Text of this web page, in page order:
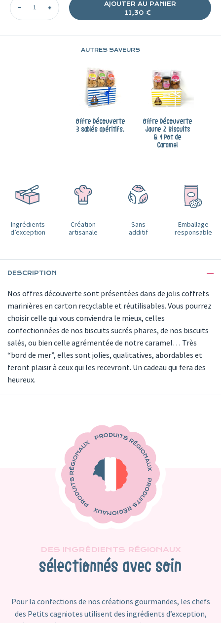
AJOUTER AU PANIER
11,30 €
AUTRES SAVEURS
Offre Découverte
3 sablés apéritifs.
Offre Découverte
Jaune 2 Biscuits
& 1 Pot de
Caramel
Ingrédients
d’exception
Création
artisanale
Sans
additif
Emballage
responsable
DESCRIPTION
Nos offres découverte sont présentées dans de jolis coffrets
marinières en carton recyclable et réutilisables. Vous pourrez
choisir celle qui vous conviendra le mieux, celles
confectionnées de nos biscuits sucrés phares, de nos biscuits
salés, ou bien celle agrémentée de notre caramel… Très
“bord de mer”, elles sont jolies, qualitatives, abordables et
feront plaisir à ceux qui les recevront. Un cadeau qui fera des
heureux.
DES INGRÉDIENTS RÉGIONAUX
sélectionnés avec soin
Pour la confections de nos créations gourmandes, les chefs
des Petits cagniotes utilisent des ingrédients d’exception,